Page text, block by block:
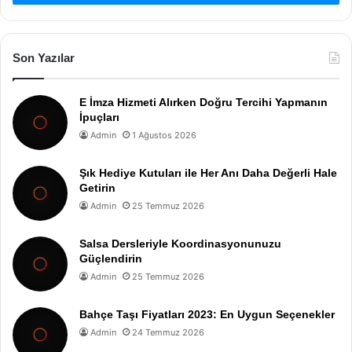
Son Yazılar
E İmza Hizmeti Alırken Doğru Tercihi Yapmanın
İpuçları
Admin 1 Ağustos 2026
Şık Hediye Kutuları ile Her Anı Daha Değerli Hale
Getirin
Admin 25 Temmuz 2026
Salsa Dersleriyle Koordinasyonunuzu
Güçlendirin
Admin 25 Temmuz 2026
Bahçe Taşı Fiyatları 2023: En Uygun Seçenekler
Admin 24 Temmuz 2026